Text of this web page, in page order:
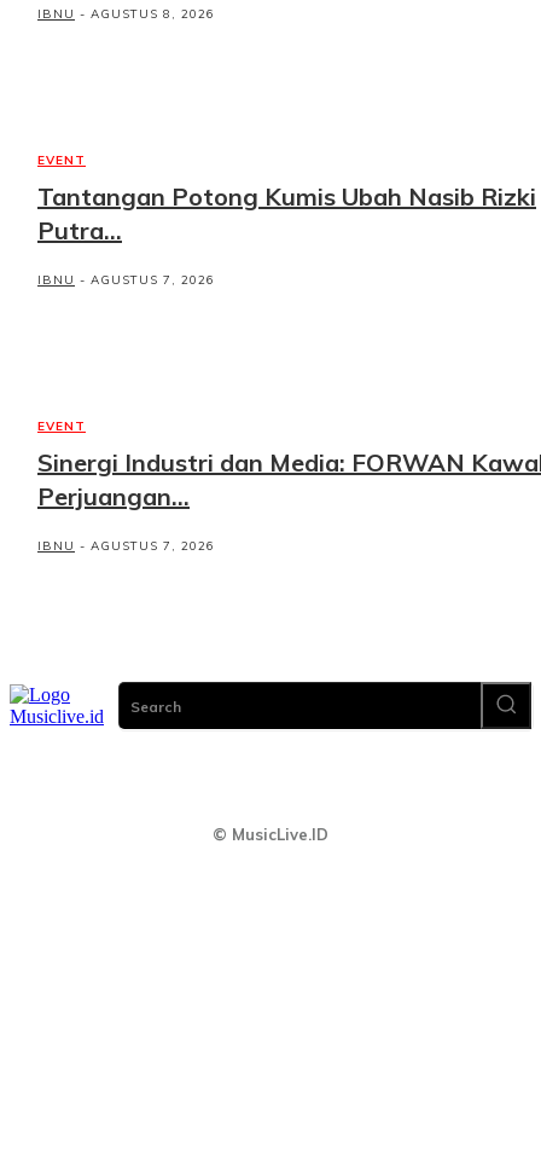
IBNU - AGUSTUS 8, 2026
EVENT
Tantangan Potong Kumis Ubah Nasib Rizki
Putra...
IBNU - AGUSTUS 7, 2026
EVENT
Sinergi Industri dan Media: FORWAN
Perjuangan...
IBNU - AGUSTUS 7, 2026
Search
© MusicLive.ID